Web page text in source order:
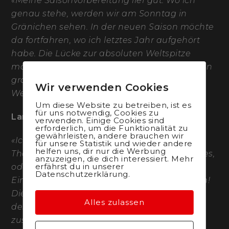
genau stehe, werden wir am Sonntag in
Gränichen sehen. In der neuen Saison möchte
da fortfahren, wo ich letztes Jahr aufgehört
habe. Die Lücke zur absoluten Weltspitze
möchte ich Schritt für Schritt verkleinern. Mein
grosses Ziel 2023 ist es, am Cross-Country-
Weltcup in die Top 5 zu fahren.
Lars Forster (29):
«Ich freue mich mit meinem neuen Team
Thömus maxon in die Saison zu starten. Vieles,
oder besser gesagt fast alles ist neu. Das
Einzige was bleibt: Ich will schnell Velofahren!
Die Saisonvorbereitung lief für mich gut und
deshalb bin ich zuversichtlich, dass wir
zusammen schöne Erfolge feiern können.»
Wir verwenden Cookies
Um diese Website zu betreiben, ist es
für uns notwendig, Cookies zu
verwenden. Einige Cookies sind
erforderlich, um die Funktionalität zu
gewährleisten, andere brauchen wir
für unsere Statistik und wieder andere
helfen uns, dir nur die Werbung
anzuzeigen, die dich interessiert. Mehr
erfährst du in unserer
Datenschutzerklärung.
Alles zulassen